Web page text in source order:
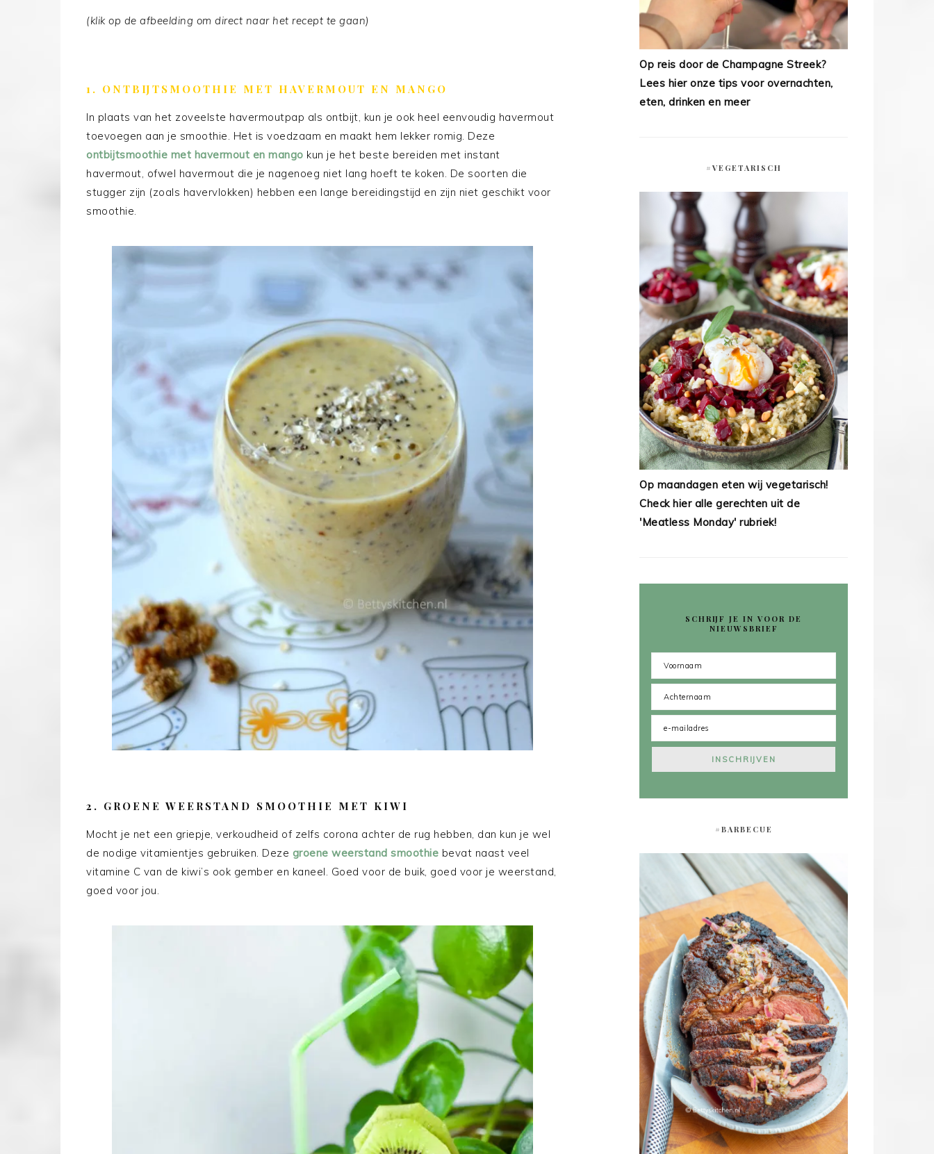
(klik op de afbeelding om direct naar het recept te gaan)
1. ONTBIJTSMOOTHIE MET HAVERMOUT EN MANGO
In plaats van het zoveelste havermoutpap als ontbijt, kun je ook heel eenvoudig havermout
toevoegen aan je smoothie. Het is voedzaam en maakt hem lekker romig. Deze
ontbijtsmoothie met havermout en mango kun je het beste bereiden met instant
havermout, ofwel havermout die je nagenoeg niet lang hoeft te koken. De soorten die
stugger zijn (zoals havervlokken) hebben een lange bereidingstijd en zijn niet geschikt voor
smoothie.
2. GROENE WEERSTAND SMOOTHIE MET KIWI
Mocht je net een griepje, verkoudheid of zelfs corona achter de rug hebben, dan kun je wel
de nodige vitamientjes gebruiken. Deze groene weerstand smoothie bevat naast veel
vitamine C van de kiwi’s ook gember en kaneel. Goed voor de buik, goed voor je weerstand,
goed voor jou.
Op reis door de Champagne Streek?
Lees hier onze tips voor overnachten,
eten, drinken en meer
#VEGETARISCH
Op maandagen eten wij vegetarisch!
Check hier alle gerechten uit de
'Meatless Monday' rubriek!
SCHRIJF JE IN VOOR DE
NIEUWSBRIEF
#BARBECUE